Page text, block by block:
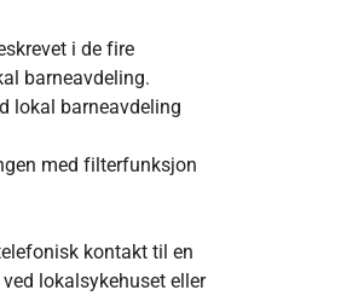
i de fire
barneavdeling.
lokal barneavdeling
med filterfunksjon
kontakt til en
lokalsykehuset eller